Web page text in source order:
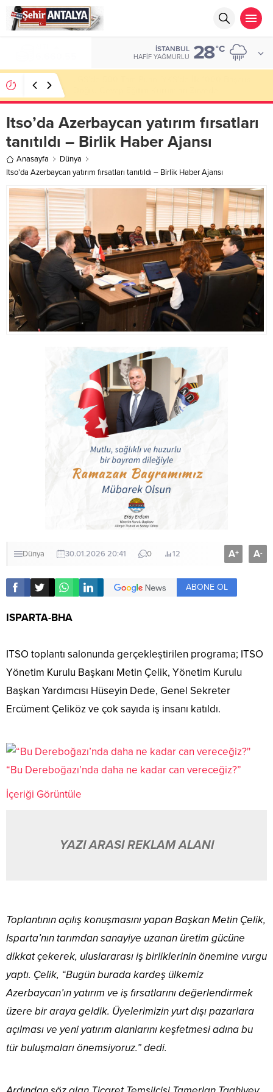
İSTANBUL
HAFIF YAĞMURLU 28°C
Itso’da Azerbaycan yatırım fırsatları
tanıtıldı – Birlik Haber Ajansı
Anasayfa
Dünya
Itso’da Azerbaycan yatırım fırsatları tanıtıldı – Birlik Haber Ajansı
Dünya 30.01.2026 20:41 0 12 A+ A-
ABONE OL
ISPARTA-BHA
ITSO toplantı salonunda gerçekleştirilen programa; ITSO
Yönetim Kurulu Başkanı Metin Çelik, Yönetim Kurulu
Başkan Yardımcısı Hüseyin Dede, Genel Sekreter
Ercüment Çeliköz ve çok sayıda iş insanı katıldı.
“Bu Dereboğazı’nda daha ne kadar can vereceğiz?”
İçeriği Görüntüle
YAZI ARASI REKLAM ALANI
Toplantının açılış konuşmasını yapan Başkan Metin Çelik,
Isparta’nın tarımdan sanayiye uzanan üretim gücüne
dikkat çekerek, uluslararası iş birliklerinin önemine vurgu
yaptı. Çelik, “Bugün burada kardeş ülkemiz
Azerbaycan’ın yatırım ve iş fırsatlarını değerlendirmek
üzere bir araya geldik. Üyelerimizin yurt dışı pazarlara
açılması ve yeni yatırım alanlarını keşfetmesi adına bu
tür buluşmaları önemsiyoruz.” dedi.